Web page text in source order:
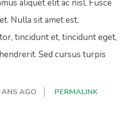
aliquet elit ac nisl. Fusce
Nulla sit amet est.
tincidunt et, tincidunt eget,
Sed cursus turpis
AGO PERMALINK